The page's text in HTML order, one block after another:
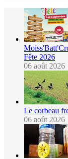
Fête 2026
06 août 2026
Le corbeau
06 août 2026